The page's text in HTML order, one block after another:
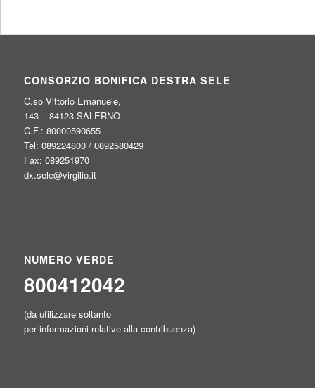
CONSORZIO BONIFICA DESTRA SELE
C.so Vittorio Emanuele,
143 – 84123 SALERNO
C.F.: 80000590655
Tel: 089224800 / 0892580429
Fax: 089251970
dx.sele@virgilio.it
NUMERO VERDE
800412042
(da utilizzare soltanto
per informazioni relative alla contribuenza)